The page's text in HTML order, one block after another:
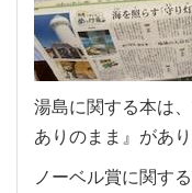
湯島に関する本は
ありのまま』があり
ノーベル賞に関す